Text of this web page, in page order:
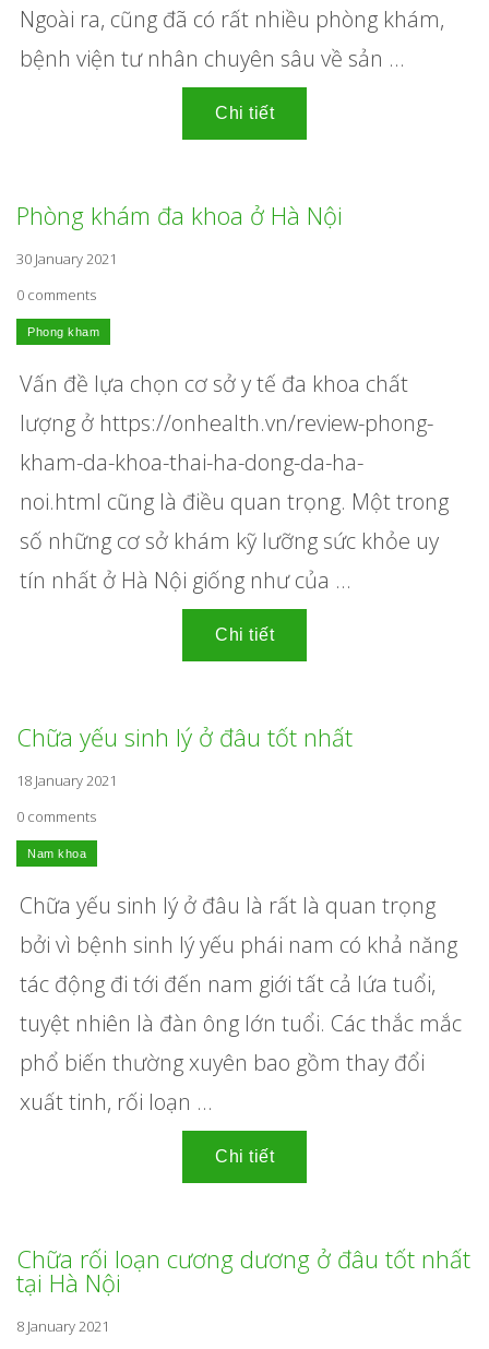
Ngoài ra, cũng đã có rất nhiều phòng khám,
bệnh viện tư nhân chuyên sâu về sản ...
Phòng khám đa khoa ở Hà Nội
30 January 2021
0 comments
Vấn đề lựa chọn cơ sở y tế đa khoa chất
lượng ở https://onhealth.vn/review-phong-
kham-da-khoa-thai-ha-dong-da-ha-
noi.html cũng là điều quan trọng. Một trong
số những cơ sở khám kỹ lưỡng sức khỏe uy
tín nhất ở Hà Nội giống như của ...
Chữa yếu sinh lý ở đâu tốt nhất
18 January 2021
0 comments
Chữa yếu sinh lý ở đâu là rất là quan trọng
bởi vì bệnh sinh lý yếu phái nam có khả năng
tác động đi tới đến nam giới tất cả lứa tuổi,
tuyệt nhiên là đàn ông lớn tuổi. Các thắc mắc
phổ biến thường xuyên bao gồm thay đổi
xuất tinh, rối loạn ...
Chữa rối loạn cương dương ở đâu tốt nhất
tại Hà Nội
8 January 2021